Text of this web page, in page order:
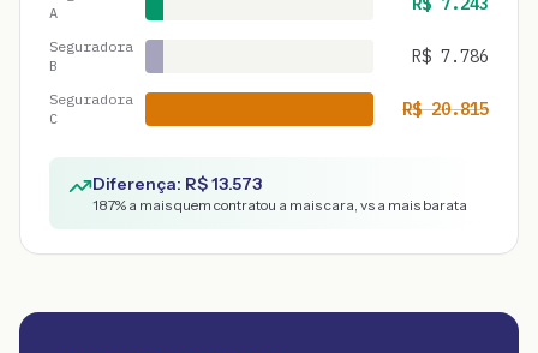
A
Seguradora
B
R$ 7.786
Seguradora
C
R$20.815
Diferença: R$13.573
187% a mais quem contratou a mais cara, vs a mais barata